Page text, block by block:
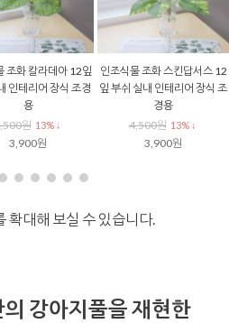
가지 리얼 벤자민 잎
인조 나뭇잎 생화
같은 조화 장식
원 8% ↓
4,600원
인조식물 조화이끼 50x50cm
인조이끼 인공 실내 조경 인테
리어 벽면 매트
16,500원 12% ↓
14,500원
확대해 보실 수 있습니다.
강아지풀을 재현한